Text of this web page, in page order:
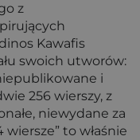
z
Kawafis
swoich utworów:
i
256 wierszy, z
niewydane za
to właśnie